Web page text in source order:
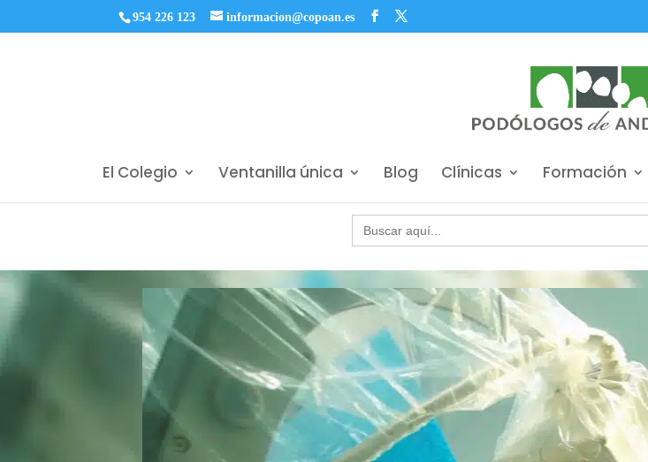
954 226 123 informacion@copoan.es
El Colegio Ventanilla única Blog Clínicas Formación
Buscar: